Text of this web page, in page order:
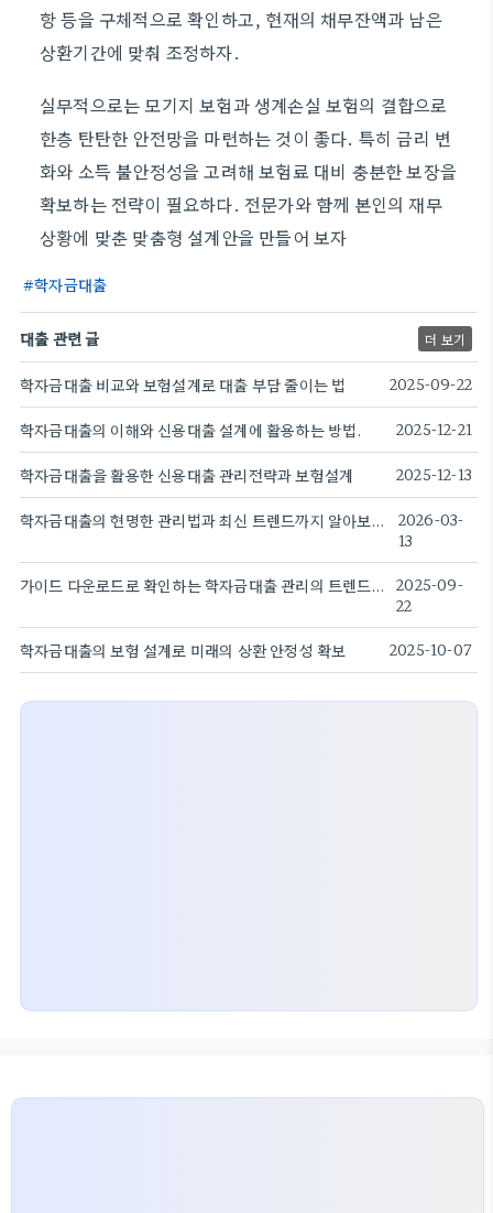
항 등을 구체적으로 확인하고, 현재의 채무잔액과 남은
상환기간에 맞춰 조정하자.
실무적으로는 모기지 보험과 생계손실 보험의 결합으로
한층 탄탄한 안전망을 마련하는 것이 좋다. 특히 금리 변
화와 소득 불안정성을 고려해 보험료 대비 충분한 보장을
확보하는 전략이 필요하다. 전문가와 함께 본인의 재무
상황에 맞춘 맞춤형 설계안을 만들어 보자
학자금대출
대출 관련 글 더 보기
학자금대출 비교와 보험설계로 대출 부담 줄이는 법 2025-09-22
학자금대출의 이해와 신용대출 설계에 활용하는 방법. 2025-12-21
학자금대출을 활용한 신용대출 관리전략과 보험설계 2025-12-13
학자금대출의 현명한 관리법과 최신 트렌드까지 알아보는 방법
2026-03-
13
가이드 다운로드로 확인하는 학자금대출 관리의 트렌드와 전략
2025-09-
22
학자금대출의 보험 설계로 미래의 상환 안정성 확보 2025-10-07